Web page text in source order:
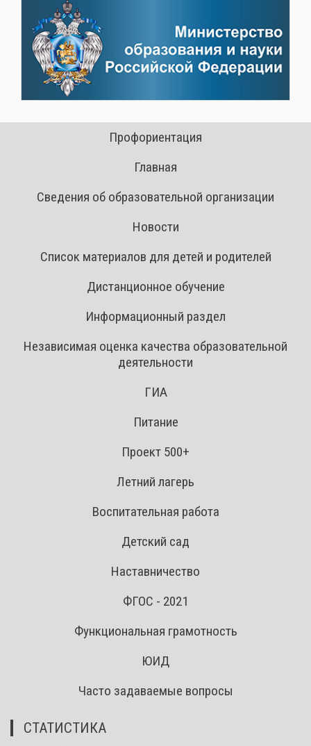
Профориентация
Главная
Сведения об образовательной организации
Новости
Список материалов для детей и родителей
Дистанционное обучение
Информационный раздел
Независимая оценка качества образовательной
деятельности
ГИА
Питание
Проект 500+
Летний лагерь
Воспитательная работа
Детский сад
Наставничество
ФГОС - 2021
Функциональная грамотность
ЮИД
Часто задаваемые вопросы
СТАТИСТИКА